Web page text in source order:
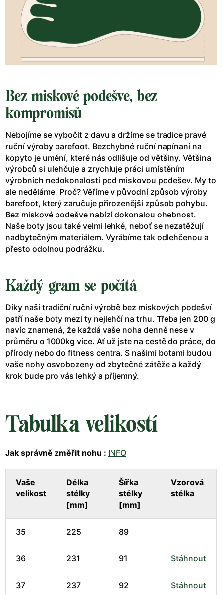
Bez miskové podešve, bez
kompromisů
Nebojíme se vybočit z davu a držíme se tradice pravé
ruční výroby barefoot. Bezchybné ruční napínaní na
kopyto je umění, které nás odlišuje od většiny. Většina
výrobců si ulehčuje a zrychluje práci umístěním
výrobních nedokonalostí pod miskovou podešev. My to
ale neděláme. Proč? Věříme v původní způsob výroby
barefoot, který zaručuje přirozenější způsob pohybu.
Bez miskové podešve nabízí dokonalou ohebnost.
Naše boty jsou také velmi lehké, neboť se nezatěžují
nadbytečným materiálem. Vyrábíme tak odlehčenou a
přesto odolnou podrážku.
Každý gram se počítá
Díky naší tradiční ruční výrobě bez miskových podešví
patří naše boty mezi ty nejlehčí na trhu. Třeba jen 200 g
navíc znamená, že každá vaše noha denně nese v
průměru o 1000kg více. Ať už jste na cestě do práce, do
přírody nebo do fitness centra. S našimi botami budou
vaše nohy osvobozeny od zbytečné zátěže a každý
krok bude pro vás lehký a příjemný.
Tabulka velikostí
Jak správně změřit nohu : INFO
Vaše
velikost
Délka
stélky
[mm]
Šířka
stélky
[mm]
Vzorová
stélka
35 225 89
36 231 91 Stáhnout
37 237 92 Stáhnout